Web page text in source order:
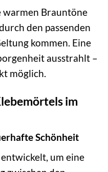
warmen Brauntöne
den passenden
kommen. Eine
ausstrahlt –
möglich.
im
Schönheit
um eine